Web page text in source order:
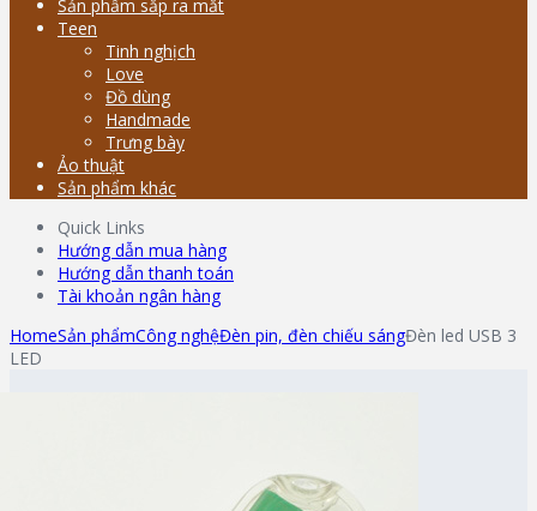
Sản phẩm sắp ra mắt
Teen
Tinh nghịch
Love
Đồ dùng
Handmade
Trưng bày
Ảo thuật
Sản phẩm khác
Quick Links
Hướng dẫn mua hàng
Hướng dẫn thanh toán
Tài khoản ngân hàng
HomeSản phẩmCông nghệĐèn pin, đèn chiếu sángĐèn led USB 3
LED